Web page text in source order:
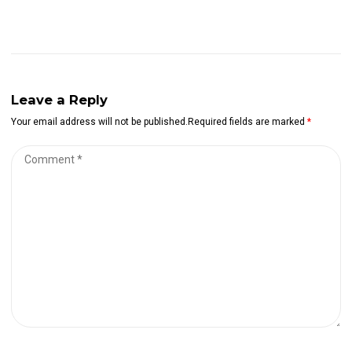
Leave a Reply
Your email address will not be published.Required fields are marked *
Comment